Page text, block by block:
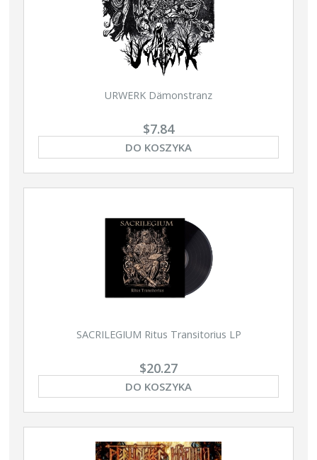
URWERK Dämonstranz
$7.84
DO KOSZYKA
SACRILEGIUM Ritus Transitorius LP
$20.27
DO KOSZYKA